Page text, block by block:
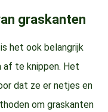
graskanten
het ook belangrijk
af te knippen. Het
dat ze er netjes en
om graskanten